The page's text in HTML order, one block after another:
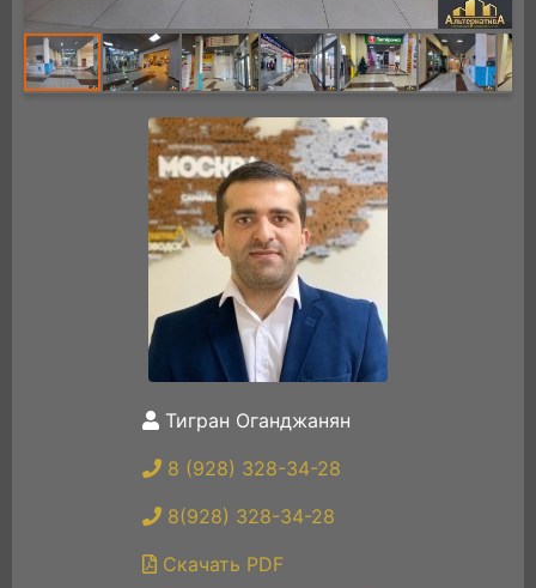
Тигран Оганджанян
8 (928) 328-34-28
8(928) 328-34-28
Скачать PDF